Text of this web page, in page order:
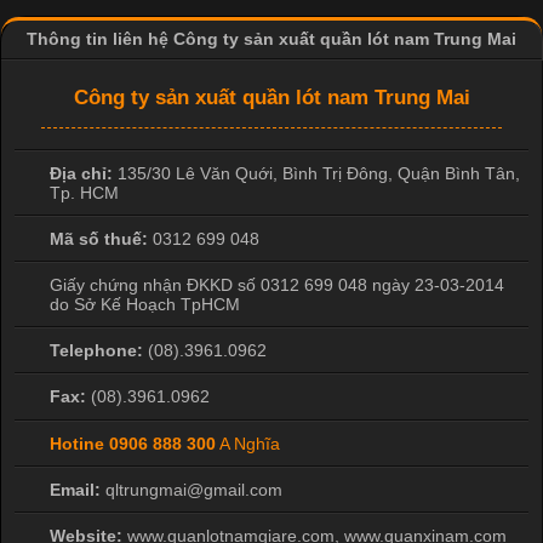
Thông tin liên hệ Công ty sản xuất quần lót nam Trung Mai
Công ty sản xuất quần lót nam Trung Mai
Địa chỉ: 135/30 Lê Văn Quới, Bình Trị Đông Quận Bình Tân
Tp. HCM
Mã số thuế: 0312 699 048
Giấy chứng nhận ĐKKD số 0312 699 048 ngày 23-03-2014
do Sở Kế Hoạch TpHCM
Telephone: (08).3961.0962
Fax: (08).3961.0962
Hotine 0906 888 300A Nghĩa
Email: qltrungmai@gmail.com
Website: www.quanlotnamgiare.com, www.quanxinam.com